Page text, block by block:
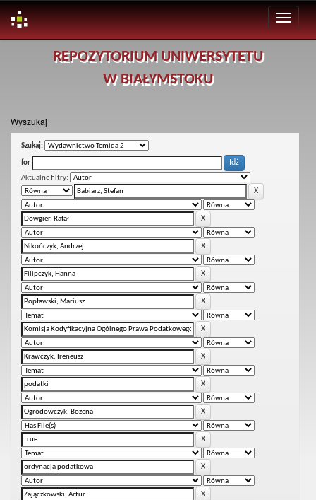
REPOZYTORIUM UNIWERSYTETU
W BIAŁYMSTOKU
Wyszukaj
Szukaj:
for
Aktualne filtry: